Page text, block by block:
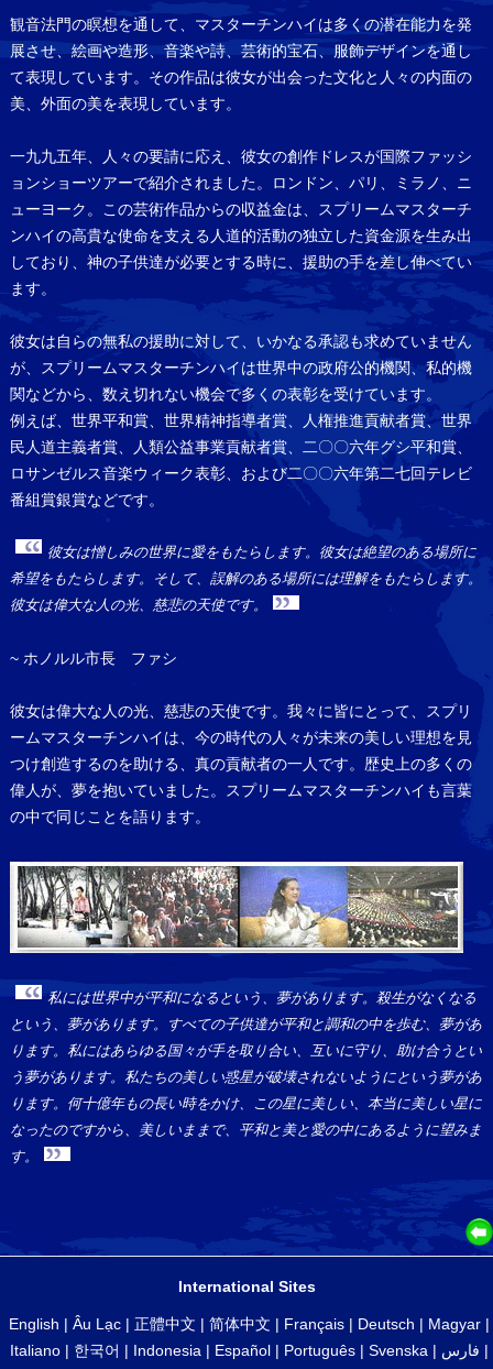
観音法門の瞑想を通して、マスターチンハイは多くの潜在能力を発
展させ、絵画や造形、音楽や詩、芸術的宝石、服飾デザインを通し
て表現しています。その作品は彼女が出会った文化と人々の内面の
美、外面の美を表現しています。
一九九五年、人々の要請に応え、彼女の創作ドレスが国際ファッシ
ョンショーツアーで紹介されました。ロンドン、パリ、ミラノ、ニ
ューヨーク。この芸術作品からの収益金は、スプリームマスターチ
ンハイの高貴な使命を支える人道的活動の独立した資金源を生み出
しており、神の子供達が必要とする時に、援助の手を差し伸べてい
ます。
彼女は自らの無私の援助に対して、いかなる承認も求めていません
が、スプリームマスターチンハイは世界中の政府公的機関、私的機
関などから、数え切れない機会で多くの表彰を受けています。
例えば、世界平和賞、世界精神指導者賞、人権推進貢献者賞、世界
民人道主義者賞、人類公益事業貢献者賞、二〇〇六年グシ平和賞、
ロサンゼルス音楽ウィーク表彰、および二〇〇六年第二七回テレビ
番組賞銀賞などです。
彼女は憎しみの世界に愛をもたらします。彼女は絶望のある場所に
希望をもたらします。そして、誤解のある場所には理解をもたらします。
彼女は偉大な人の光、慈悲の天使です。
~ ホノルル市長 ファシ
彼女は偉大な人の光、慈悲の天使です。我々に皆にとって、スプリ
ームマスターチンハイは、今の時代の人々が未来の美しい理想を見
つけ創造するのを助ける、真の貢献者の一人です。歴史上の多くの
偉人が、夢を抱いていました。スプリームマスターチンハイも言葉
の中で同じことを語ります。
私には世界中が平和になるという、夢があります。殺生がなくなる
という、夢があります。すべての子供達が平和と調和の中を歩む、夢があ
ります。私にはあらゆる国々が手を取り合い、互いに守り、助け合うとい
う夢があります。私たちの美しい惑星が破壊されないようにという夢があ
ります。何十億年もの長い時をかけ、この星に美しい、本当に美しい星に
なったのですから、美しいままで、平和と美と愛の中にあるように望みま
す。
International Sites
English | Âu Lạc | 正體中文 | 简体中文 | Français | Deutsch | Magyar |
Italiano | 한국어 | Indonesia | Español | Português | Svenska | فارس |